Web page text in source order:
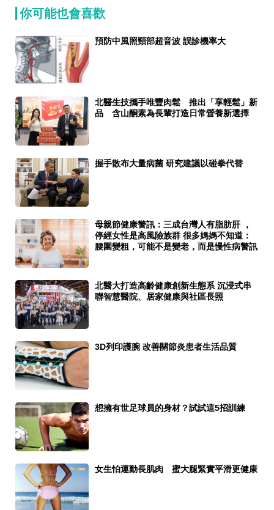
你可能也會喜歡
預防中風照頸部超音波 誤診機率大
北醫生技攜手唯豐肉鬆 推出「享輕鬆」新
品 含山酮素為長輩打造日常營養新選擇
握手散布大量病菌 研究建議以碰拳代替
母親節健康警訊：三成台灣人有脂肪肝 ，
停經女性是高風險族群 很多媽媽不知道：
腰圍變粗，可能不是變老，而是慢性病警訊
北醫大打造高齡健康創新生態系 沉浸式串
聯智慧醫院、居家健康與社區長照
3D列印護腕 改善關節炎患者生活品質
想擁有世足球員的身材？試試這5招訓練
女生怕運動長肌肉 蜜大腿緊實平滑更健康